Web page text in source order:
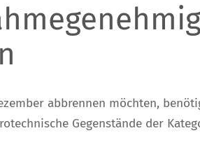
abbrennen möchten,
Gegenstände der